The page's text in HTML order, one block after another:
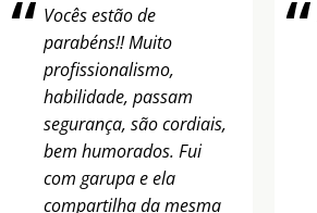
Vocês estão de
parabéns!! Muito
profissionalismo,
habilidade, passam
segurança, são cordiais,
bem humorados. Fui
com garupa e ela
compartilha da mesma